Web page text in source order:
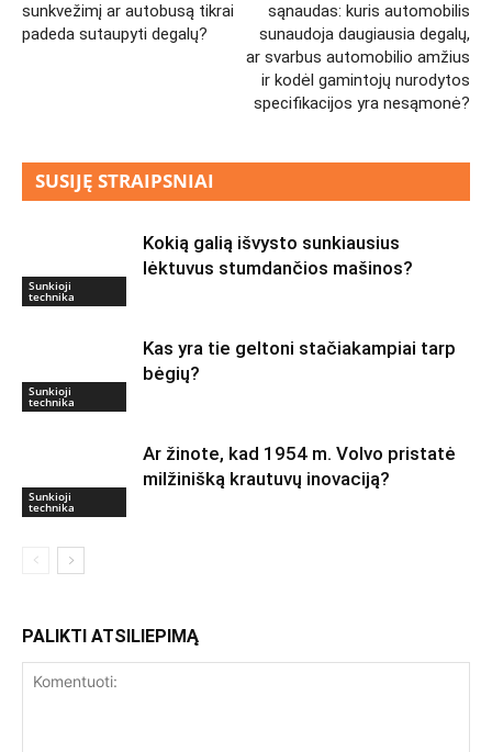
sunkvežimį ar autobusą tikrai
padeda sutaupyti degalų?
sąnaudas: kuris automobilis
sunaudoja daugiausia degalų,
ar svarbus automobilio amžius
ir kodėl gamintojų nurodytos
specifikacijos yra nesąmonė?
SUSIJĘ STRAIPSNIAI
Sunkioji
technika
Kokią galią išvysto sunkiausius
lėktuvus stumdančios mašinos?
Sunkioji
technika
Kas yra tie geltoni stačiakampiai tarp
bėgių?
Sunkioji
technika
Ar žinote, kad 1954 m. Volvo pristatė
milžinišką krautuvų inovaciją?
PALIKTI ATSILIEPIMĄ